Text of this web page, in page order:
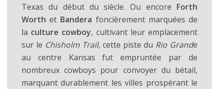
Texas du début du siècle. Ou encore Forth
Worth et Bandera foncièrement marquées de
la culture cowboy, cultivant leur emplacement
sur le Chisholm Trail, cette piste du Rio Grande
au centre Kansas fut empruntée par de
nombreux cowboys pour convoyer du bétail,
marquant durablement les villes prospérant le